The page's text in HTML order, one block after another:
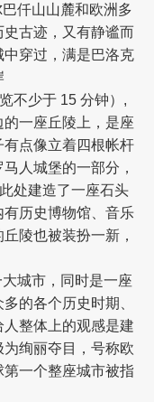
仟山山麓和欧洲多
古迹，又有静谧而
穿过，满是巴洛克
不少于 15 分钟）,
一座丘陵上，是座
点像立着四根帐杆
人城堡的一部分，
处建造了一座石头
历史博物馆、音乐
陵也被装扮一新，
城市，同时是一座
的各个历史时期、
整体上的观感是建
绚丽夺目，号称欧
一个整座城市被指